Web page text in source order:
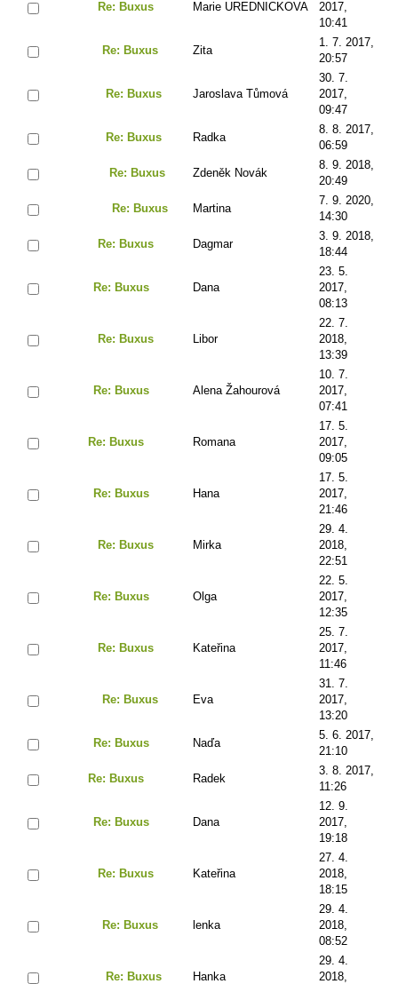
Re: Buxus Marie UREDNICKOVA
2017,
10:41
Re: Buxus Zita
1. 7. 2017,
20:57
Re: Buxus Jaroslava Tůmová
30. 7.
2017,
09:47
Re: Buxus Radka
8. 8. 2017,
06:59
Re: Buxus Zdeněk Novák
8. 9. 2018,
20:49
Re: Buxus Martina
7. 9. 2020,
14:30
Re: Buxus Dagmar
3. 9. 2018,
18:44
Re: Buxus Dana
23. 5.
2017,
08:13
Re: Buxus Libor
22. 7.
2018,
13:39
Re: Buxus Alena Žahourová
10. 7.
2017,
07:41
Re: Buxus Romana
17. 5.
2017,
09:05
Re: Buxus Hana
17. 5.
2017,
21:46
Re: Buxus Mirka
29. 4.
2018,
22:51
Re: Buxus Olga
22. 5.
2017,
12:35
Re: Buxus Kateřina
25. 7.
2017,
11:46
Re: Buxus Eva
31. 7.
2017,
13:20
Re: Buxus Naďa
5. 6. 2017,
21:10
Re: Buxus Radek
3. 8. 2017,
11:26
Re: Buxus Dana
12. 9.
2017,
19:18
Re: Buxus Kateřina
27. 4.
2018,
18:15
Re: Buxus lenka
29. 4.
2018,
08:52
Re: Buxus Hanka
29. 4.
2018,